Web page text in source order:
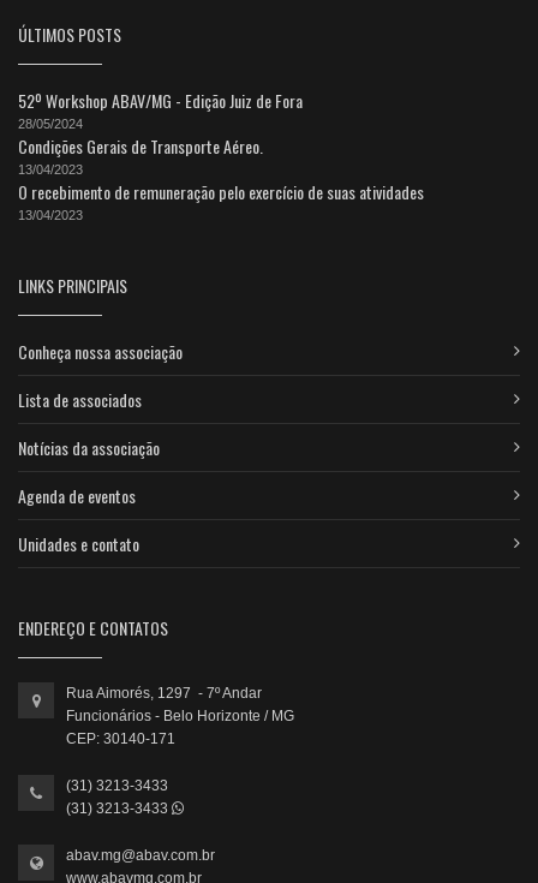
ÚLTIMOS POSTS
52º Workshop ABAV/MG - Edição Juiz de Fora
28/05/2024
Condições Gerais de Transporte Aéreo.
13/04/2023
O recebimento de remuneração pelo exercício de suas atividades
13/04/2023
LINKS PRINCIPAIS
Conheça nossa associação
Lista de associados
Notícias da associação
Agenda de eventos
Unidades e contato
ENDEREÇO E CONTATOS
Rua Aimorés, 1297 - 7º Andar
Funcionários - Belo Horizonte / MG
CEP: 30140-171
(31) 3213-3433
(31) 3213-3433
abav.mg@abav.com.br
www.abavmg.com.br